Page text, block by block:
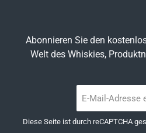
Abonnieren Sie den
Welt des Whiskies,
Mail-
Diese Seite ist durch reCAPTCHA